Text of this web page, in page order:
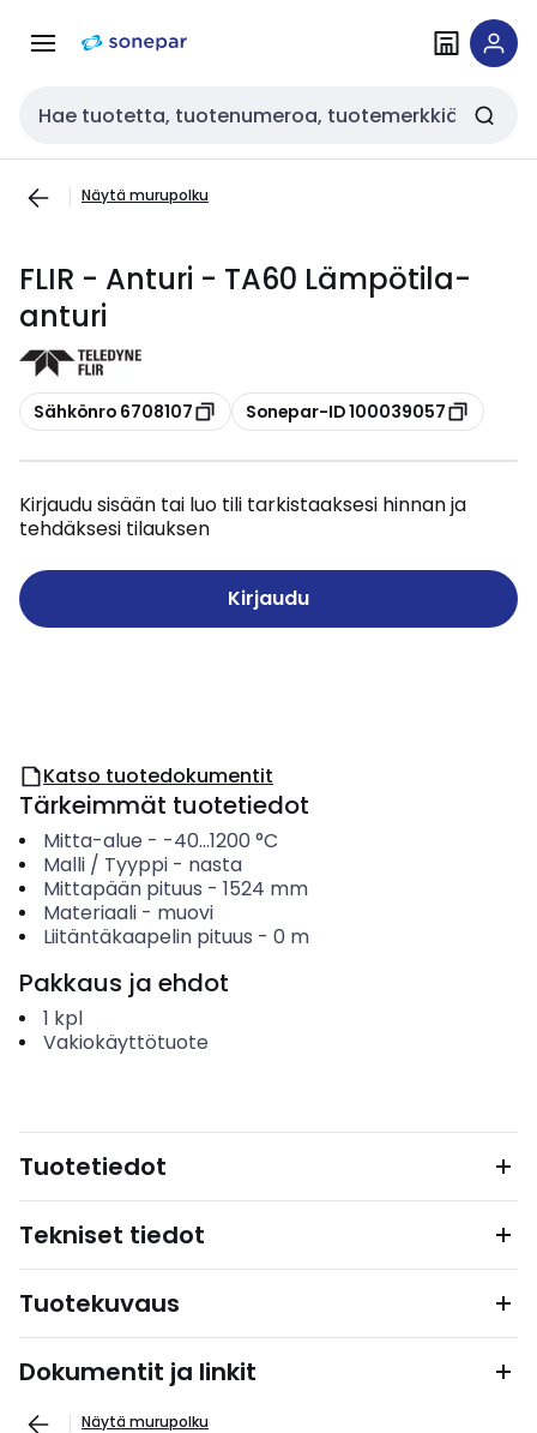
navigointiinsisältöön
Haku
Näytä murupolku
FLIR - Anturi - TA60 Lämpötila-
anturi
Kopioi
Sähkönro 6708107 Kopioi
Sonepar-ID 100039057
Kirjaudu sisään tai luo tili tarkistaaksesi hinnan ja
tehdäksesi tilauksen
Kirjaudu
Katso tuotedokumentit
Tärkeimmät tuotetiedot
Mitta-alue - -40...1200 °C
Malli / Tyyppi- nasta
Mittapään pituus - 1524 mm
Materiaali- muovi
Liitäntäkaapelin pituus - 0 m
Pakkaus ja ehdot
1 kpl
Vakiokäyttötuote
Tuotetiedot
Tekniset tiedot
Tuotekuvaus
Dokumentit ja linkit
Näytä murupolku